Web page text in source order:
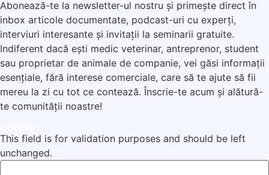
Abonează-te la newsletter-ul nostru și primește direct în
inbox articole documentate, podcast-uri cu experți,
interviuri interesante și invitații la seminarii gratuite.
Indiferent dacă ești medic veterinar, antreprenor, student
sau proprietar de animale de companie, vei găsi informații
esențiale, fără interese comerciale, care să te ajute să fii
mereu la zi cu tot ce contează. Înscrie-te acum și alătură-
te comunității noastre!
This field is for validation purposes and should be left
unchanged.